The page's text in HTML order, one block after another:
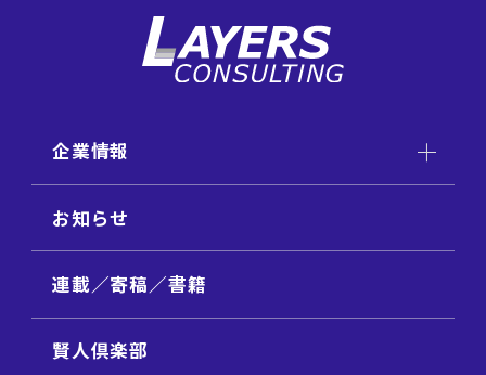
企業情報
お知らせ
連載／寄稿／書籍
賢人倶楽部